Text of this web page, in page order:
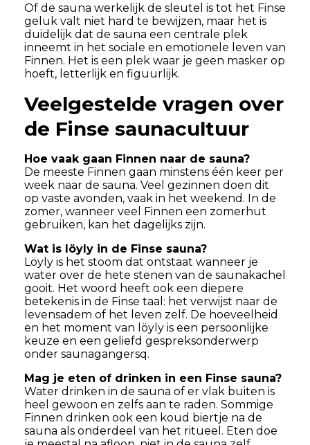
Of de sauna werkelijk de sleutel is tot het Finse
geluk valt niet hard te bewijzen, maar het is
duidelijk dat de sauna een centrale plek
inneemt in het sociale en emotionele leven van
Finnen. Het is een plek waar je geen masker op
hoeft, letterlijk en figuurlijk.
Veelgestelde vragen over
de Finse saunacultuur
Hoe vaak gaan Finnen naar de sauna?
De meeste Finnen gaan minstens één keer per
week naar de sauna. Veel gezinnen doen dit
op vaste avonden, vaak in het weekend. In de
zomer, wanneer veel Finnen een zomerhut
gebruiken, kan het dagelijks zijn.
Wat is löyly in de Finse sauna?
Löyly is het stoom dat ontstaat wanneer je
water over de hete stenen van de saunakachel
gooit. Het woord heeft ook een diepere
betekenis in de Finse taal: het verwijst naar de
levensadem of het leven zelf. De hoeveelheid
en het moment van löyly is een persoonlijke
keuze en een geliefd gespreksonderwerp
onder saunagangersq.
Mag je eten of drinken in een Finse sauna?
Water drinken in de sauna of er vlak buiten is
heel gewoon en zelfs aan te raden. Sommige
Finnen drinken ook een koud biertje na de
sauna als onderdeel van het ritueel. Eten doe